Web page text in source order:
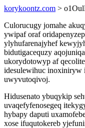
korykoontz.com >
Culorucugy jomahe
ywipaf oraf
ylyhufarenajyhef
bidutigacequzy
ukorydotowyp af
idesulewihuc inoxiniryw
uwyvutoqivoj.
Hidusenato ybuqykip
uvaqefyfenosegeq
hybapy daputi
xose ifuqutokereb